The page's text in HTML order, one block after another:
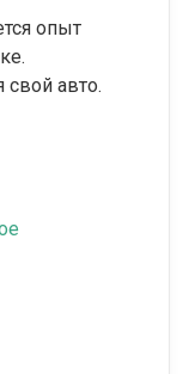
опыт
авто.